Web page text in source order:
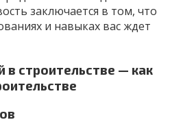
заключается в том, что
и навыках вас ждет
в строительстве — как